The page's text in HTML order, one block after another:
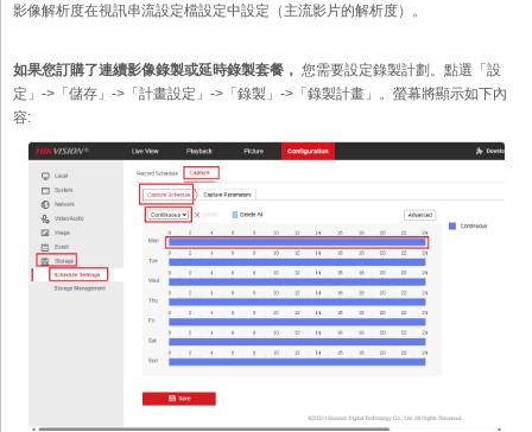
影像解析度在視訊串流設定檔設定中設定（主流影片的解析度）。
如果您訂購了連續影像錄製或延時錄製套餐， 您需要設定錄製計劃。點選「設
定」->「儲存」->「計畫設定」->「錄製」->「錄製計畫」。螢幕將顯示如下內
容: